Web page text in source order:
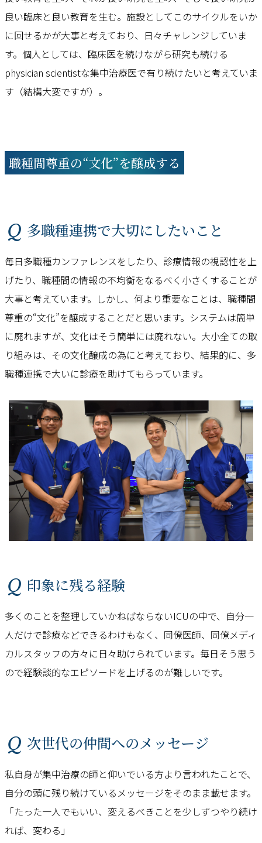
良い臨床と良い教育を生む。施設としてこのサイクルをいか
に回せるかが大事と考えており、日々チャレンジしていま
す。個人としては、臨床医を続けながら研究も続ける
physician scientistな集中治療医で有り続けたいと考えていま
す（結構大変ですが）。
職種間尊重の“文化”を醸成する
Q 多職種連携で大切にしたいこと
毎日多職種カンファレンスをしたり、診療情報の視認性を上
げたり、職種間の情報の不均衡をなるべく小さくすることが
大事と考えています。しかし、何より重要なことは、職種間
尊重の“文化”を醸成することだと思います。システムは簡単
に廃れますが、文化はそう簡単には廃れない。大小全ての取
り組みは、その文化醸成の為にと考えており、結果的に、多
職種連携で大いに診療を助けてもらっています。
Q 印象に残る経験
多くのことを整理していかねばならないICUの中で、自分一
人だけで診療などできるわけもなく、同僚医師、同僚メディ
カルスタッフの方々に日々助けられています。毎日そう思う
ので経験談的なエピソードを上げるのが難しいです。
Q 次世代の仲間へのメッセージ
私自身が集中治療の師と仰いでいる方より言われたことで、
自分の頭に残り続けているメッセージをそのまま載せます。
「たった一人でもいい、変えるべきことを少しずつやり続け
れば、変わる」